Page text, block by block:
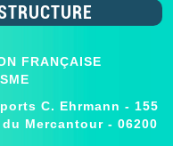
FRANÇAISE
C. Ehrmann - 155
Mercantour - 06200